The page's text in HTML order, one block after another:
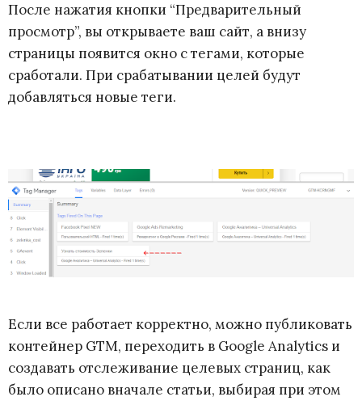
После нажатия кнопки “Предварительный
просмотр”, вы открываете ваш сайт, а внизу
страницы появится окно с тегами, которые
сработали. При срабатывании целей будут
добавляться новые теги.
Если все работает корректно, можно публиковать
контейнер GTM, переходить в Google Analytics и
создавать отслеживание целевых страниц, как
было описано вначале статьи, выбирая при этом